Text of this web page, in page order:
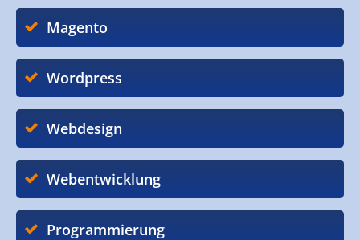
Magento
Wordpress
Webdesign
Webentwicklung
Programmierung